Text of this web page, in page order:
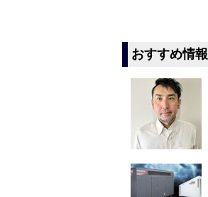
おすすめ情報